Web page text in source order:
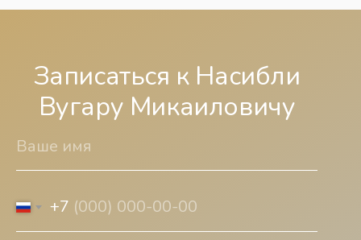
Записаться к Насибли
Вугару Микаиловичу
Ваше имя
+7